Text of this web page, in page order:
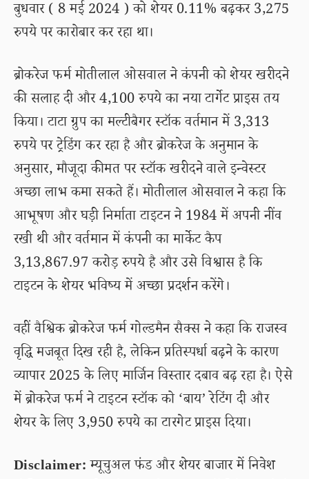
बुधवार ( 8 मई 2024 ) को शेयर 0.11% बढ़कर 3,275
रुपये पर कारोबार कर रहा था।
ब्रोकरेज फर्म मोतीलाल ओसवाल ने कंपनी को शेयर खरीदने
की सलाह दी और 4,100 रुपये का नया टार्गेट प्राइस तय
किया। टाटा ग्रुप का मल्टीबैगर स्टॉक वर्तमान में 3,313
रुपये पर ट्रेडिंग कर रहा है और ब्रोकरेज के अनुमान के
अनुसार, मौजूदा कीमत पर स्टॉक खरीदने वाले इन्वेस्टर
अच्छा लाभ कमा सकते हैं। मोतीलाल ओसवाल ने कहा कि
आभूषण और घड़ी निर्माता टाइटन ने 1984 में अपनी नींव
रखी थी और वर्तमान में कंपनी का मार्केट कैप
3,13,867.97 करोड़ रुपये है और उसे विश्वास है कि
टाइटन के शेयर भविष्य में अच्छा प्रदर्शन करेंगे।
वहीं वैश्विक ब्रोकरेज फर्म गोल्डमैन सैक्स ने कहा कि राजस्व
वृद्धि मजबूत दिख रही है, लेकिन प्रतिस्पर्धा बढ़ने के कारण
व्यापार 2025 के लिए मार्जिन विस्तार दबाव बढ़ रहा है। ऐसे
में ब्रोकरेज फर्म ने टाइटन स्टॉक को ‘बाय’ रेटिंग दी और
शेयर के लिए 3,950 रुपये का टारगेट प्राइस दिया।
Disclaimer:म्यूचुअल फंड और शेयर बाजार में निवेश